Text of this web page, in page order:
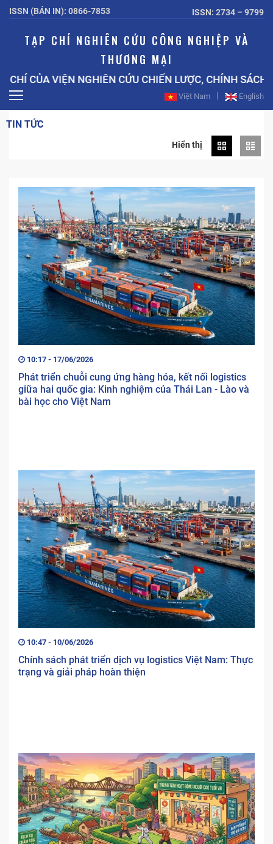
ISSN (BẢN IN): 0866-7853 ISSN: 2734 – 9799
TẠP CHÍ NGHIÊN CỨU CÔNG NGHIỆP VÀ
THƯƠNG MẠI
VIỆN NGHIÊN CỨU CHIẾN LƯỢC, CHÍNH SÁCH CÔNG
Việt Nam English
TIN TỨC
Hiển thị
10:17 - 17/06/2026
Phát triển chuỗi cung ứng hàng hóa, kết nối logistics
giữa hai quốc gia: Kinh nghiệm của Thái Lan - Lào và
bài học cho Việt Nam
10:47 - 10/06/2026
Chính sách phát triển dịch vụ logistics Việt Nam: Thực
trạng và giải pháp hoàn thiện